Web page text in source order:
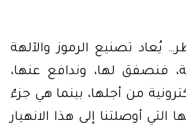
يُعاد تصنيع الرموز والآلهة
فنصفق لها، وندافع عنها،
من أجلها، بينما هي جزءٌ
أوصلتنا إلى هذا الانهيار